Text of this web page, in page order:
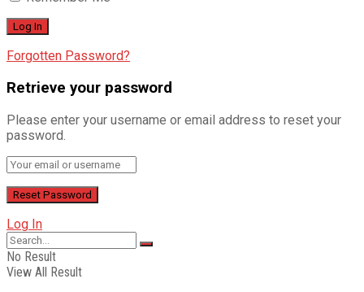
Forgotten Password?
Retrieve your password
Please enter your username or email address to reset your
password.
Log In
No Result
View All Result